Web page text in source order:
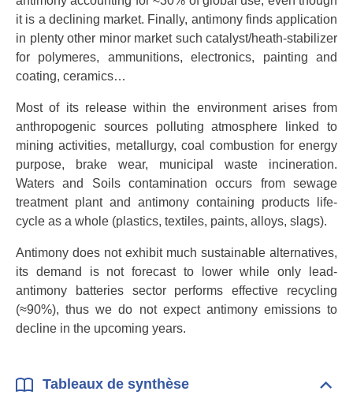
it is a declining market. Finally, antimony finds application
in plenty other minor market such catalyst/heath-stabilizer
for polymeres, ammunitions, electronics, painting and
coating, ceramics…
Most of its release within the environment arises from
anthropogenic sources polluting atmosphere linked to
mining activities, metallurgy, coal combustion for energy
purpose, brake wear, municipal waste incineration.
Waters and Soils contamination occurs from sewage
treatment plant and antimony containing products life-
cycle as a whole (plastics, textiles, paints, alloys, slags).
Antimony does not exhibit much sustainable alternatives,
its demand is not forecast to lower while only lead-
antimony batteries sector performs effective recycling
(≈90%), thus we do not expect antimony emissions to
decline in the upcoming years.
Tableaux de synthèse